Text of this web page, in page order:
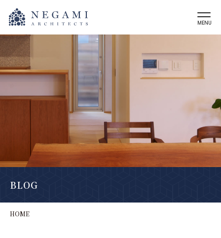
MENU
BLOG
HOME